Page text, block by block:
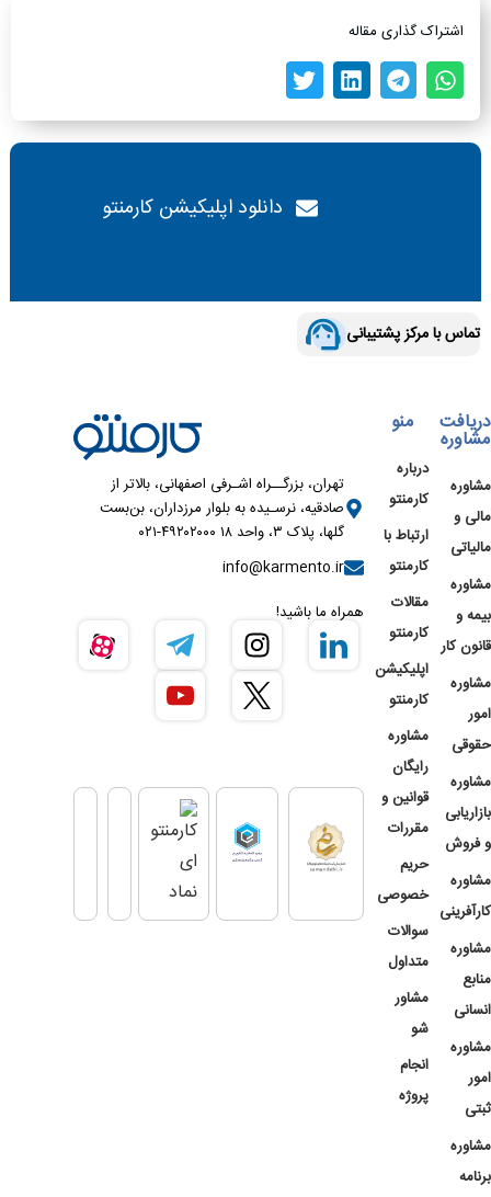
اشتراک گذاری مقاله
دانلود اپلیکیشن کارمنتو
تماس با مرکز پشتیبانی
دریافت
مشاوره
مشاوره
مالی و
مالیاتی
مشاوره
بیمه و
قانون کار
مشاوره
امور
حقوقی
مشاوره
بازاریابی
و فروش
مشاوره
کارآفرینی
مشاوره
منابع
انسانی
مشاوره
امور
ثبتی
مشاوره
برنامه
منو
درباره
کارمنتو
ارتباط با
کارمنتو
مقالات
کارمنتو
اپلیکیشن
کارمنتو
مشاوره
رایگان
قوانین و
مقررات
حریم
خصوصی
سوالات
متداول
مشاور
شو
انجام
پروژه
تهران، بزرگــراه اشـرفی اصفهانی، بالاتر از
صادقیه، نرسـیده به بلوار مرزداران، بن‌بست
گلها، پلاک ۳، واحد ۱۸ ۴۹۲۰۲۰۰۰-۰۲۱
info@karmento.ir
همراه ما باشید!